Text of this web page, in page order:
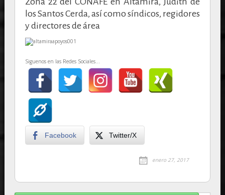
los Santos Cerda, así como síndicos, regidores
y directores de área
Siguenos en las Redes Sociales...
Facebook Twitter/X
enero 27, 2017